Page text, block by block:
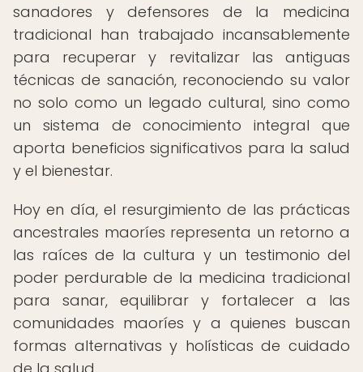
sanadores y defensores de la medicina
tradicional han trabajado incansablemente
para recuperar y revitalizar las antiguas
técnicas de sanación, reconociendo su valor
no solo como un legado cultural, sino como
un sistema de conocimiento integral que
aporta beneficios significativos para la salud
y el bienestar.
Hoy en día, el resurgimiento de las prácticas
ancestrales maoríes representa un retorno a
las raíces de la cultura y un testimonio del
poder perdurable de la medicina tradicional
para sanar, equilibrar y fortalecer a las
comunidades maoríes y a quienes buscan
formas alternativas y holísticas de cuidado